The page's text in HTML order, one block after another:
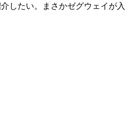
したい。まさかゼグウェイが入